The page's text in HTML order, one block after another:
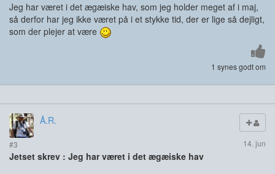
Jeg har været i det ægæiske hav, som jeg holder meget af i maj,
så derfor har jeg ikke været på i et stykke tid, der er lige så dejligt,
som der plejer at være
1 synes godt om
Å.R.
#3 14. jun
Jetset skrev : Jeg har været i det ægæiske hav